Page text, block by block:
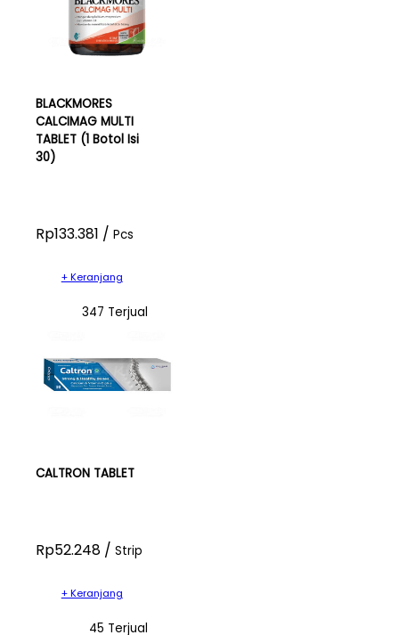
BLACKMORES
CALCIMAG MULTI
TABLET (1 Botol Isi
30)
Rp133.381 / Pcs
+ Keranjang
347 Terjual
CALTRON TABLET
Rp52.248 / Strip
+ Keranjang
45 Terjual